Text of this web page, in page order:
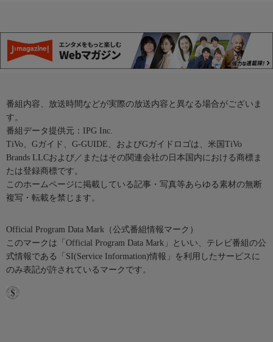
番組内容、放送時間などが実際の放送内容と異なる場合がございま
す。
番組データ提供元：IPG Inc.
TiVo、Gガイド、G-GUIDE、およびGガイドロゴは、米国TiVo
Brands LLCおよび／またはその関連会社の日本国内における商標ま
たは登録商標です。
このホームページに掲載している記事・写真等あらゆる素材の無断
複写・転載を禁じます。
Official Program Data Mark（公式番組情報マーク）
このマークは「Official Program Data Mark」といい、テレビ番組の公
式情報である「SI(Service Information)情報」を利用したサービスに
のみ表記が許されているマークです。